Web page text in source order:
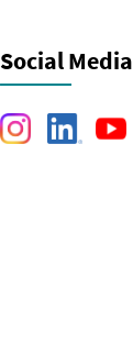
Social Media